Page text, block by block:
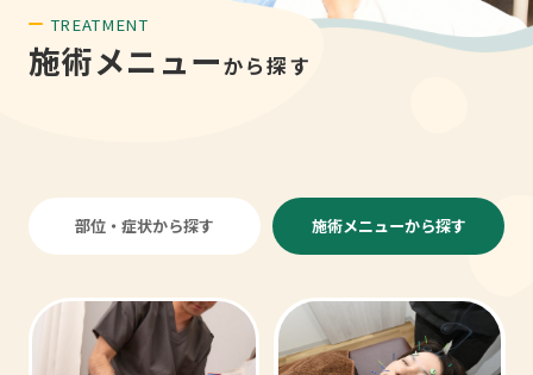
TREATMENT
施術メニューから探す
部位・症状から探す 施術メニューから探す